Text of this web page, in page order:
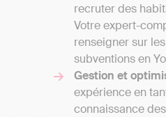
recruter des
Votre expert-
renseigner sur
subventions en
Gestion et
expérience en
connaissance